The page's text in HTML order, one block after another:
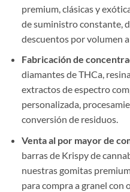
premium, clásicas y
de suministro constante,
descuentos por volumen
Fabricación de
diamantes de THCa,
extractos de espectro
personalizada,
conversión de residuos.
Venta al por mayor de
barras de Krispy de
nuestras gomitas
para compra a granel con